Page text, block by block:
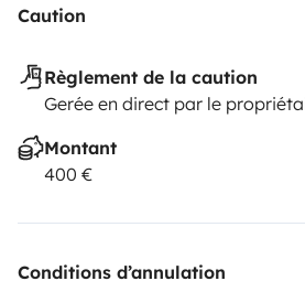
Caution
Règlement de la caution
Gerée en direct par le
Montant
400 €
Conditions d’annulation